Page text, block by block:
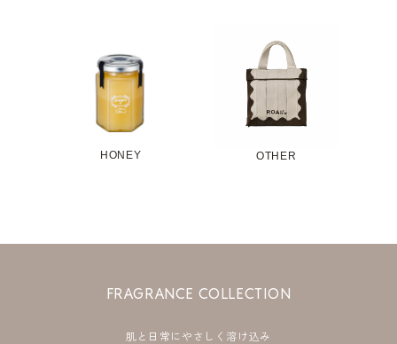
HONEY OTHER
FRAGRANCE COLLECTION
肌と日常にやさしく溶け込み